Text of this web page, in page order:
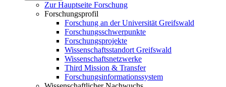
Zur Hauptseite Forschung
Forschungsprofil
Forschung an der Universität Greifswald
Forschungsschwerpunkte
Forschungsprojekte
Wissenschaftsstandort Greifswald
Wissenschaftsnetzwerke
Third Mission & Transfer
Forschungsinformationssystem